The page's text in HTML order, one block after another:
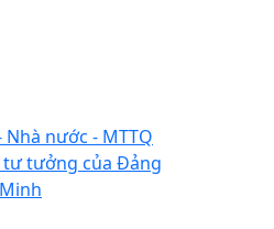
nước - MTTQ
tư tưởng của Đảng